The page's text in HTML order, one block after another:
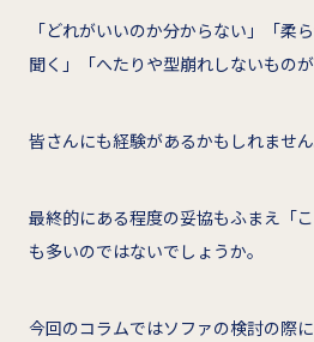
「どれがいいのか分からない」「柔
聞く」「へたりや型崩れしないもの
皆さんにも経験があるかもしれません
最終的にある程度の妥協もふまえ「
も多いのではないでしょうか。
今回のコラムではソファの検討の際